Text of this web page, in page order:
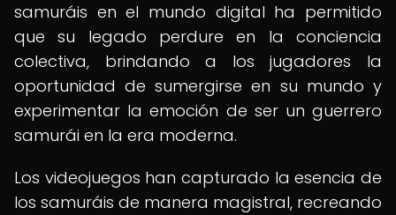
samuráis en el mundo digital ha permitido
que su legado perdure en la conciencia
colectiva, brindando a los jugadores la
oportunidad de sumergirse en su mundo y
experimentar la emoción de ser un guerrero
samurái en la era moderna.
Los videojuegos han capturado la esencia de
los samuráis de manera magistral, recreando